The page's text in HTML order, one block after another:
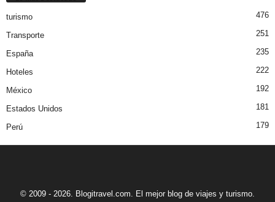
turismo 476
Transporte 251
España 235
Hoteles 222
México 192
Estados Unidos 181
Perú 179
© 2009 - 2026. Blogitravel.com. El mejor blog de viajes y turismo.